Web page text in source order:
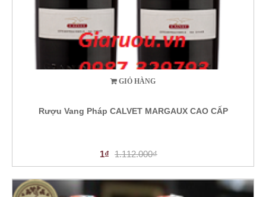
GIỎ HÀNG
Rượu Vang Pháp CALVET MARGAUX CAO CẤP
1₫ 1.112.000₫